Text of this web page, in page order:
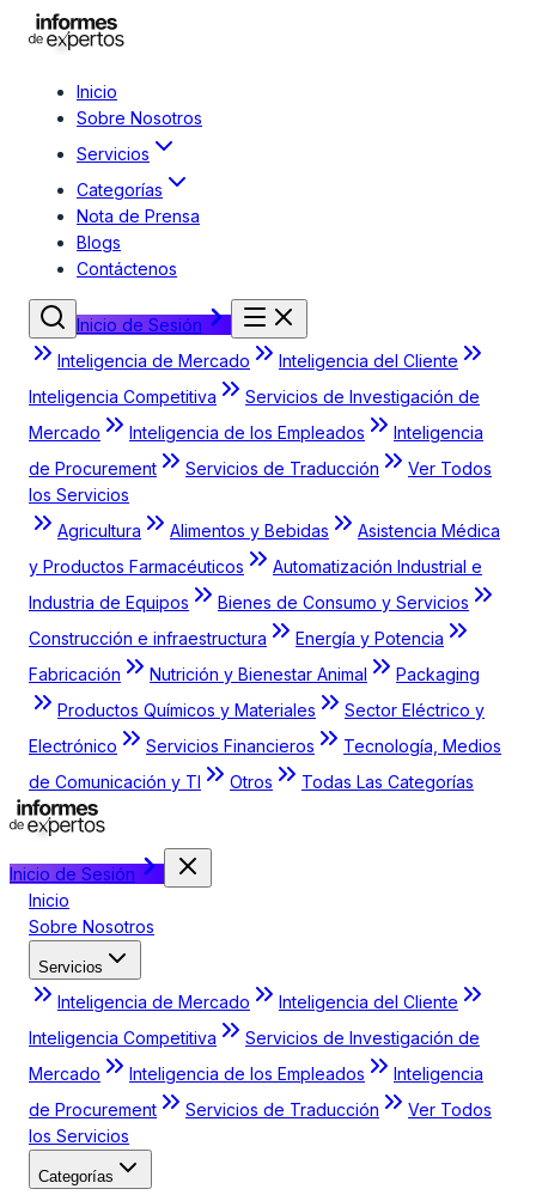
Inicio
Sobre Nosotros
Servicios
Categorías
Nota de Prensa
Blogs
Contáctenos
Inicio de Sesión
Inteligencia de Mercado
Inteligencia del Cliente
Inteligencia Competitiva
Servicios de Investigación de
Mercado
Inteligencia de los Empleados
Inteligencia
de Procurement
Servicios de Traducción
Ver Todos
los Servicios
Agricultura
Alimentos y Bebidas
Asistencia Médica
y Productos Farmacéuticos
Automatización Industrial e
Industria de Equipos
Bienes de Consumo y Servicios
Construcción e infraestructura
Energía y Potencia
Fabricación
Nutrición y Bienestar Animal
Packaging
Productos Químicos y Materiales
Sector Eléctrico y
Electrónico
Servicios Financieros
Tecnología, Medios
de Comunicación y TI
Otros Todas Las Categorías
Inicio de Sesión
Inicio
Sobre Nosotros
Servicios
Inteligencia de Mercado
Inteligencia del Cliente
Inteligencia Competitiva
Servicios de Investigación de
Mercado
Inteligencia de los Empleados
Inteligencia
de Procurement
Servicios de Traducción
Ver Todos
los Servicios
Categorías